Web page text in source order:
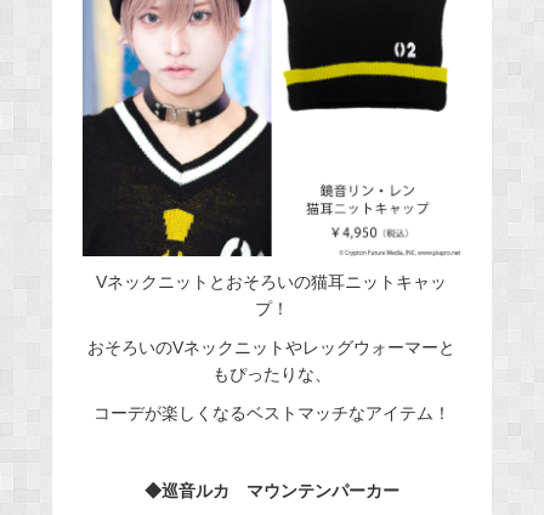
Vネックニットとおそろいの猫耳ニットキャッ
プ！
おそろいのVネックニットやレッグウォーマーと
もぴったりな、
コーデが楽しくなるベストマッチなアイテム！
◆巡音ルカ マウンテンパーカー